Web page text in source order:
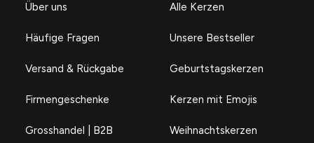
Über uns
Häufige Fragen
Versand & Rückgabe
Firmengeschenke
Grosshandel | B2B
Alle Kerzen
Unsere Bestseller
Geburtstagskerzen
Kerzen mit Emojis
Weihnachtskerzen